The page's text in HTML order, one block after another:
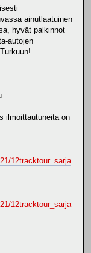
ainutlaatuinen
hyvät palkinnot
autojen
ilmoittautuneita on
12tracktour_sarja
12tracktour_sarja